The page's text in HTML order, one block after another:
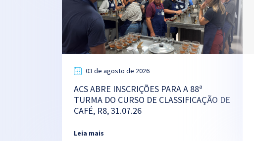
03 de agosto de 2026
ACS ABRE INSCRIÇÕES PARA A 88ª
TURMA DO CURSO DE CLASSIFICAÇÃO DE
CAFÉ, R8, 31.07.26
Leia mais